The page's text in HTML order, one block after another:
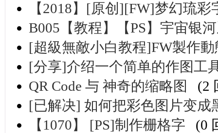
【2018】[原创][FW]梦幻琉彩
B005【教程】【PS】宇宙银
[超級無敵小白教程]FW製作
[分享]介绍一个简单的作图工
QR Code 与 神奇的缩略图
(2
[已解决] 如何把彩色图片变成
【1070】 [PS]制作栅格字
(0